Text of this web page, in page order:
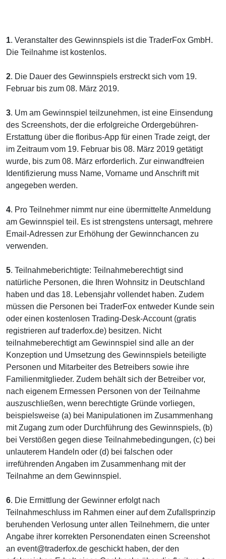
1. Veranstalter des Gewinnspiels ist die TraderFox GmbH.
Die Teilnahme ist kostenlos.
2. Die Dauer des Gewinnspiels erstreckt sich vom 19.
Februar bis zum 08. März 2019.
3. Um am Gewinnspiel teilzunehmen, ist eine Einsendung
des Screenshots, der die erfolgreiche Ordergebühren-
Erstattung über die floribus-App für einen Trade zeigt, der
im Zeitraum vom 19. Februar bis 08. März 2019 getätigt
wurde, bis zum 08. März erforderlich. Zur einwandfreien
Identifizierung muss Name, Vorname und Anschrift mit
angegeben werden.
4. Pro Teilnehmer nimmt nur eine übermittelte Anmeldung
am Gewinnspiel teil. Es ist strengstens untersagt, mehrere
Email-Adressen zur Erhöhung der Gewinnchancen zu
verwenden.
5. Teilnahmeberichtigte: Teilnahmeberechtigt sind
natürliche Personen, die Ihren Wohnsitz in Deutschland
haben und das 18. Lebensjahr vollendet haben. Zudem
müssen die Personen bei TraderFox entweder Kunde sein
oder einen kostenlosen Trading-Desk-Account (gratis
registrieren auf traderfox.de) besitzen. Nicht
teilnahmeberechtigt am Gewinnspiel sind alle an der
Konzeption und Umsetzung des Gewinnspiels beteiligte
Personen und Mitarbeiter des Betreibers sowie ihre
Familienmitglieder. Zudem behält sich der Betreiber vor,
nach eigenem Ermessen Personen von der Teilnahme
auszuschließen, wenn berechtigte Gründe vorliegen,
beispielsweise (a) bei Manipulationen im Zusammenhang
mit Zugang zum oder Durchführung des Gewinnspiels, (b)
bei Verstößen gegen diese Teilnahmebedingungen, (c) bei
unlauterem Handeln oder (d) bei falschen oder
irreführenden Angaben im Zusammenhang mit der
Teilnahme an dem Gewinnspiel.
6. Die Ermittlung der Gewinner erfolgt nach
Teilnahmeschluss im Rahmen einer auf dem Zufallsprinzip
beruhenden Verlosung unter allen Teilnehmern, die unter
Angabe ihrer korrekten Personendaten einen Screenshot
an event@traderfox.de geschickt haben, der den